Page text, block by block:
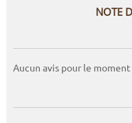
NOTE
Aucun avis pour le moment